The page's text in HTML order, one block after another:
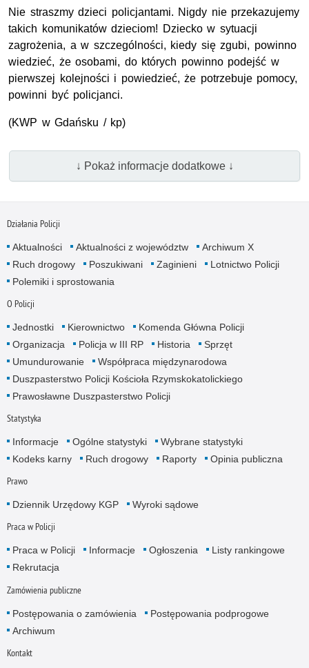
Nie straszmy dzieci policjantami. Nigdy nie przekazujemy
takich komunikatów dzieciom! Dziecko w sytuacji
zagrożenia, a w szczególności, kiedy się zgubi, powinno
wiedzieć, że osobami, do których powinno podejść w
pierwszej kolejności i powiedzieć, że potrzebuje pomocy,
powinni być policjanci.
(KWP w Gdańsku / kp)
↓ Pokaż informacje dodatkowe ↓
Działania Policji
Aktualności Aktualności z województw
Archiwum X
Ruch drogowy
Poszukiwani Zaginieni
Lotnictwo Policji
Polemiki i sprostowania
O Policji
Jednostki Kierownictwo
Komenda Główna Policji
Organizacja
Policja w III RP Historia
Sprzęt
Umundurowanie
Współpraca międzynarodowa
Duszpasterstwo Policji Kościoła Rzymskokatolickiego
Prawosławne Duszpasterstwo Policji
Statystyka
Informacje Ogólne statystyki
Wybrane statystyki
Kodeks karny
Ruch drogowy Raporty Opinia publiczna
Prawo
Dziennik Urzędowy KGP Wyroki sądowe
Praca w Policji
Praca w Policji Informacje Ogłoszenia
Listy rankingowe
Rekrutacja
Zamówienia publiczne
Postępowania o zamówienia
Postępowania podprogowe
Archiwum
Kontakt